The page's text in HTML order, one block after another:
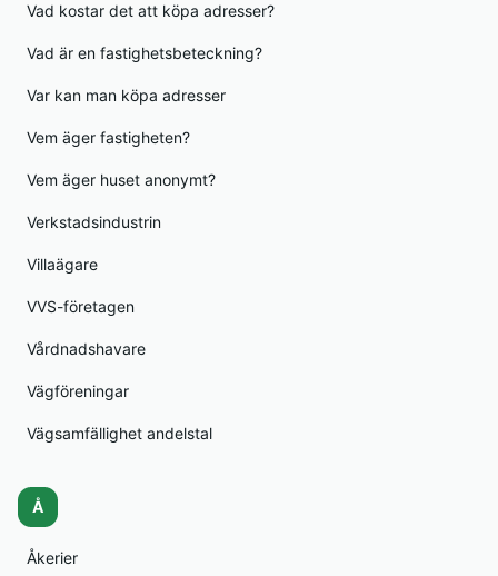
Vad kostar det att köpa adresser?
Vad är en fastighetsbeteckning?
Var kan man köpa adresser
Vem äger fastigheten?
Vem äger huset anonymt?
Verkstadsindustrin
Villaägare
VVS-företagen
Vårdnadshavare
Vägföreningar
Vägsamfällighet andelstal
Å
Åkerier